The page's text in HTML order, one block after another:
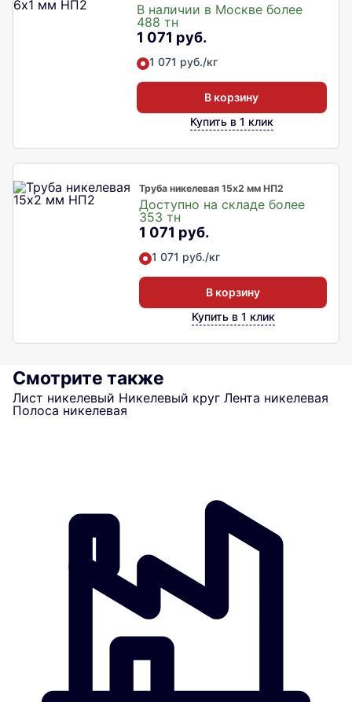
В наличии в Москве более
488 тн
1 071 руб.
1 071 руб./кг
В корзину
Купить в 1 клик
Труба никелевая 15х2 мм НП2
Доступно на складе более
353 тн
1 071 руб.
1 071 руб./кг
В корзину
Купить в 1 клик
Смотрите также
Лист никелевый Никелевый круг Лента никелевая
Полоса никелевая